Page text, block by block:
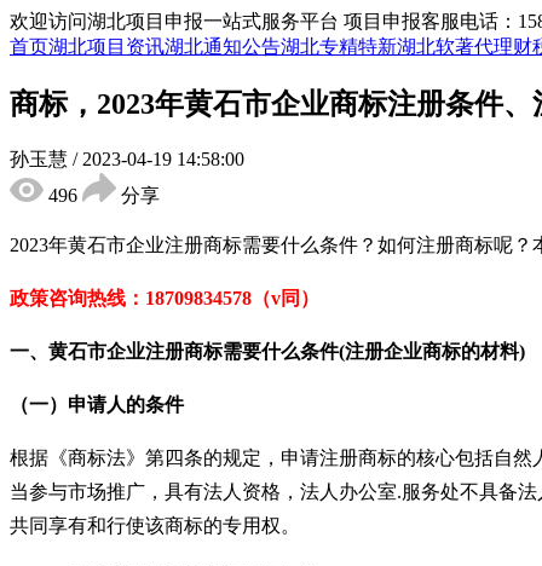
欢迎访问湖北项目申报一站式服务平台 项目申报客服电话：
首页湖北项目资讯湖北通知公告湖北专精特新湖北软著代理财
商标，2023年黄石市企业商标注册条件、
孙玉慧 / 2023-04-19 14:58:00
496
分享
2023年黄石市企业注册商标需要什么条件 ？ 如何注册商标呢？
政策咨询热线： 18709834578（v同）
一、黄石市企业注册商标需要什么条件(注册企业商标的材料)
（一） 申请人的条件
根据《商标法》第四条的规定，申请注册商标的核心包括自然
当参与市场推广，具有法人资格，法人办公室.服务处不具备
共同享有和行使该商标的专用权。